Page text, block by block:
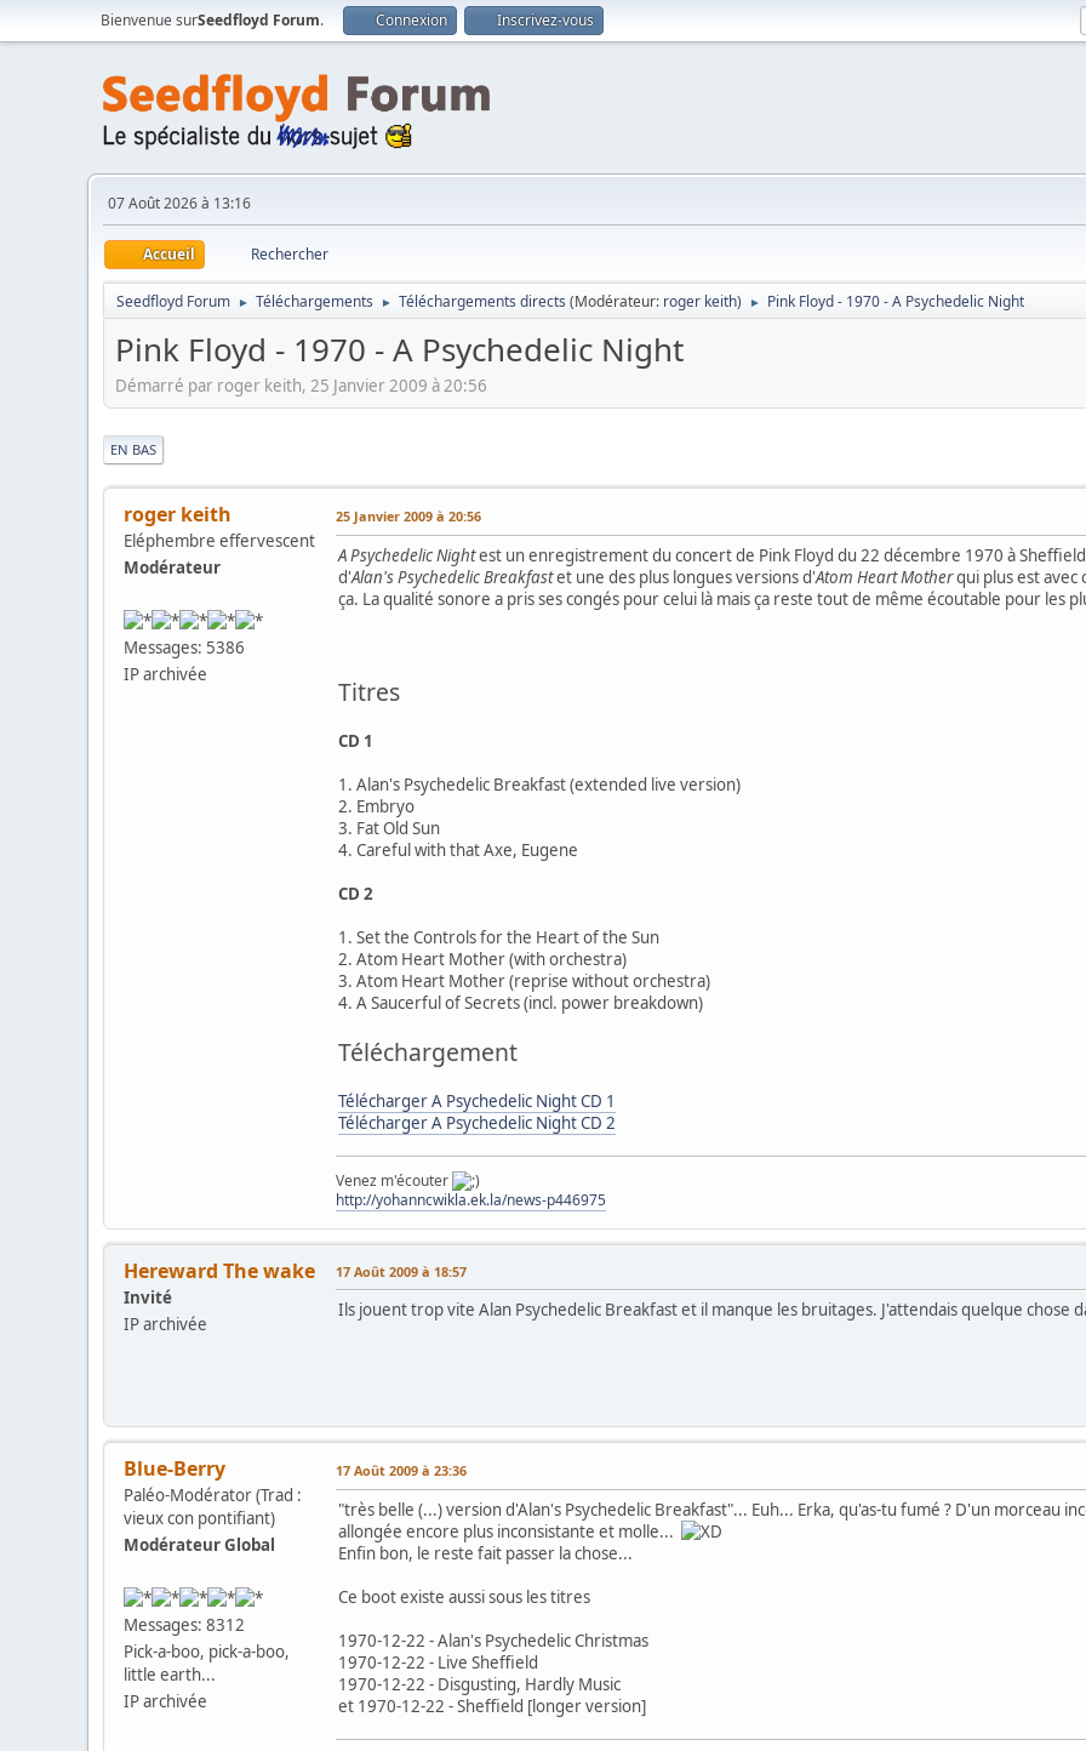
Bienvenue surSeedfloyd Forum. Connexion Inscrivez-vous
07 Août 2026 à 13:16
Accueil Rechercher
Seedfloyd Forum ► Téléchargements ► Téléchargements directs (Modérateur: roger keith) ► Pink Floyd - 1970 - A Psychedelic Night
Pink Floyd - 1970 - A Psychedelic Night
Démarré par roger keith, 25 Janvier 2009 à 20:56
EN BAS
roger keith
Eléphembre effervescent
Modérateur
Messages: 5386
IP archivée
25 Janvier 2009 à 20:56
A Psychedelic Nightest un enregistrement du concert de Pink Floyd du 22 décembre 1970 à
d'Alan's Psychedelic Breakfastet une des plus longues versions d'Atom Heart Motherqui plus est avec
ça. La qualité sonore a pris ses congés pour celui là mais ça reste tout de même écoutable pour les
Titres
CD 1
1. Alan's Psychedelic Breakfast (extended live version)
2. Embryo
3. Fat Old Sun
4. Careful with that Axe, Eugene
CD 2
1. Set the Controls for the Heart of the Sun
2. Atom Heart Mother (with orchestra)
3. Atom Heart Mother (reprise without orchestra)
4. A Saucerful of Secrets (incl. power breakdown)
Téléchargement
Télécharger A Psychedelic Night CD 1
Télécharger A Psychedelic Night CD 2
Venez m'écouter
http://yohanncwikla.ek.la/news-p446975
Hereward The wake
Invité
IP archivée
17 Août 2009 à 18:57
Ils jouent trop vite Alan Psychedelic Breakfast et il manque les bruitages. J'attendais quelque chose
Blue-Berry
Paléo-Modérator (Trad :
vieux con pontifiant)
Modérateur Global
Messages: 8312
Pick-a-boo, pick-a-boo,
little earth...
IP archivée
17 Août 2009 à 23:36
"très belle (...) version d'Alan's Psychedelic Breakfast"... Euh... Erka, qu'as-tu fumé ? D'un morceau
allongée encore plus inconsistante et molle...
Enfin bon, le reste fait passer la chose...
Ce boot existe aussi sous les titres
1970-12-22 - Alan's Psychedelic Christmas
1970-12-22 - Live Sheffield
1970-12-22 - Disgusting, Hardly Music
et 1970-12-22 - Sheffield [longer version]